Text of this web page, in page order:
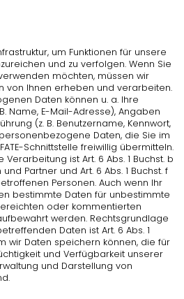
um Funktionen für unsere
und zu verfolgen. Wenn Sie
möchten, müssen wir
von Ihnen erheben und verarbeiten.
Daten können u. a. Ihre
Name, E-Mail-Adresse), Angaben
(z. B. Benutzername, Kennwort,
Daten, die Sie im
Schnittstelle freiwillig übermitteln.
ist Art. 6 Abs. 1 Buchst. b
Partner und Art. 6 Abs. 1 Buchst. f
Personen. Auch wenn Ihr
bestimmte Daten für unbestimmte
oder kommentierten
werden. Rechtsgrundlage
Daten ist Art. 6 Abs. 1
wir Daten speichern können, die für
und Verfügbarkeit unserer
und Darstellung von